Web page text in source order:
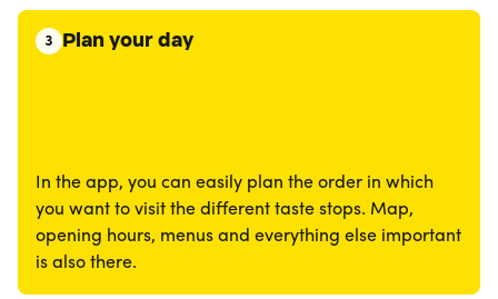
3 Plan your day
In the app, you can easily plan the order in which
you want to visit the different taste stops. Map,
opening hours, menus and everything else important
is also there.